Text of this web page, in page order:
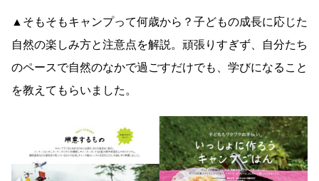
▲そもそもキャンプって何歳から？子どもの成長に応じた
自然の楽しみ方と注意点を解説。頑張りすぎず、自分たち
のペースで自然のなかで過ごすだけでも、学びになること
を教えてもらいました。